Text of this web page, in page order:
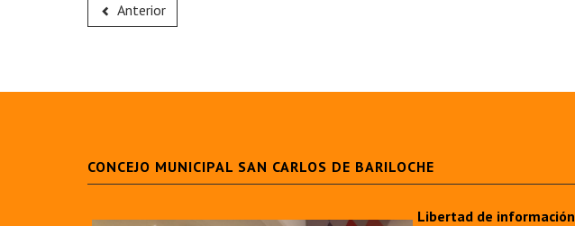
Anterior
CONCEJO MUNICIPAL SAN CARLOS DE BARILOCHE
Libertad de información